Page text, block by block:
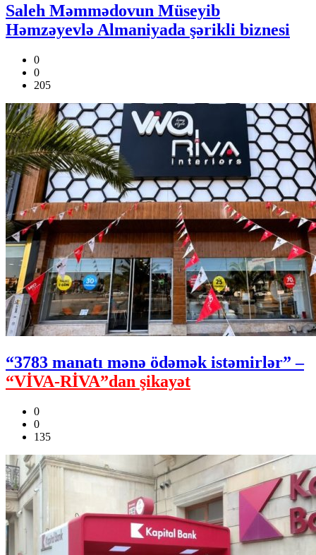
Saleh Məmmədovun Müseyib
Həmzəyevlə Almaniyada şərikli biznesi
0
0
205
“3783 manatı mənə ödəmək istəmirlər” –
“VİVA-RİVA”dan şikayət
0
0
135